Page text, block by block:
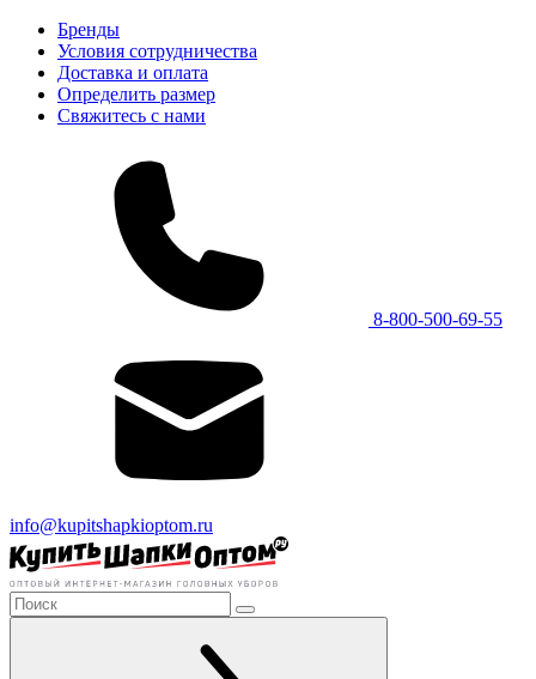
Бренды
Условия сотрудничества
Доставка и оплата
Определить размер
Свяжитесь с нами
8-800-500-69-55
info@kupitshapkioptom.ru